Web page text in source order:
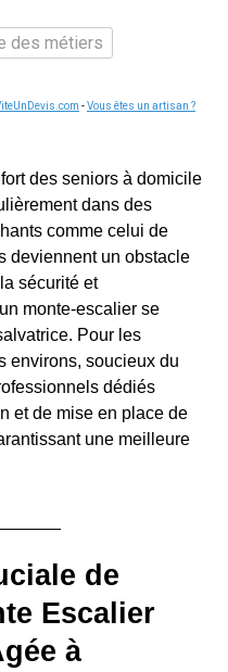
des métiers
-Vous êtes un artisan ?
des seniors à domicile
dans des
comme celui de
deviennent un obstacle
sécurité et
monte-escalier se
Pour les
environs, soucieux du
dédiés
et de mise en place de
une meilleure
de
Escalier
à